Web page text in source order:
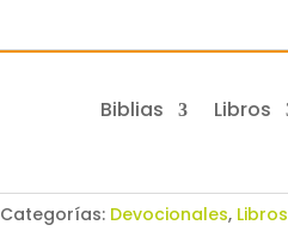
Biblias Libros
Categorías: Devocionales, Libros